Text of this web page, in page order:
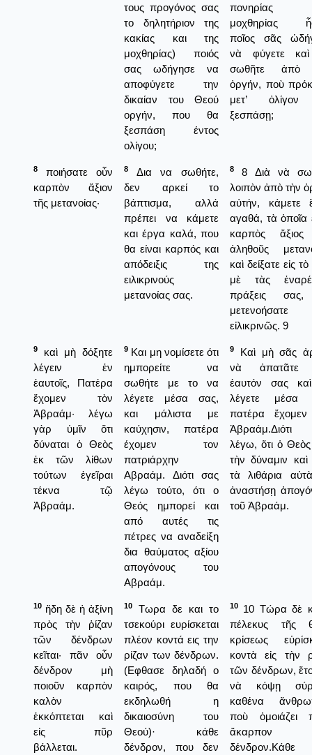
τους προγόνος σας
το δηλητήριον της
κακίας και της
μοχθηρίας) ποιός
σας ωδήγησε να
αποφύγετε την
δικαίαν του Θεού
οργήν, που θα
ξεσπάση έντος
ολίγου;
πονηρίας
μοχθηρίας
ποῖος σᾶς
νὰ φύγετε
σωθῆτε ἀπὸ
ὀργήν, ποὺ
μετ’
ξεσπάσῃ;
8
ποιήσατε οὖν
καρπὸν ἄξιον
τῆς μετανοίας·
8
Δια να σωθήτε,
δεν αρκεί το
βάπτισμα, αλλά
πρέπει να κάμετε
και έργα καλά, που
θα είναι καρπός και
απόδειξις της
ειλικρινούς
μετανοίας σας.
8
8 Διὰ νὰ
λοιπὸν ἀπὸ τὴν
αὐτήν, κάμετε
αγαθά, τὰ ὁποῖα
καρπὸς ἄξιος
ἀληθοῦς
καὶ δείξατε εἰς
μὲ τὰς
πράξεις σας,
μετενοήσατε
εἰλικρινῶς. 9
9
καὶ μὴ δόξητε
λέγειν ἐν
ἑαυτοῖς, Πατέρα
ἔχομεν τὸν
Ἀβραάμ· λέγω
γὰρ ὑμῖν ὅτι
δύναται ὁ Θεὸς
ἐκ τῶν λίθων
τούτων ἐγεῖραι
τέκνα τῷ
Ἀβραάμ.
9 Και μη νομίσετε ότι
ημπορείτε να
σωθήτε με το να
λέγετε μέσα σας,
και μάλιστα με
καύχησιν, πατέρα
έχομεν τον
πατριάρχην
Αβραάμ. Διότι σας
λέγω τούτο, ότι ο
Θεός ημπορεί και
από αυτές τις
πέτρες να αναδείξη
δια θαύματος αξίου
απογόνους του
Αβραάμ.
9
Καὶ μὴ σᾶς
νὰ ἀπατᾶτε
ἑαυτόν σας
λέγετε μέσα
πατέρα
Ἀβραάμ.Διότι
λέγω, ὅτι ὁ Θεὸς
τὴν δύναμιν
τὰ λιθάρια
ἀναστήσῃ
τοῦ Ἀβραάμ.
10 ἤδη δὲ ἡ ἀξίνη
πρὸς τὴν ῥίζαν
τῶν δένδρων
κεῖται· πᾶν οὖν
δένδρον μὴ
ποιοῦν καρπὸν
καλὸν
ἐκκόπτεται καὶ
εἰς πῦρ
βάλλεται.
10
Τωρα δε και το
τσεκούρι ευρίσκεται
πλέον κοντά εις την
ρίζαν των δένδρων.
(Εφθασε δηλαδή ο
καιρός, που θα
εκδηλωθή η
δικαιοσύνη του
Θεού)· κάθε
δένδρον, που δεν
10
10 Τώρα δὲ
πέλεκυς τῆς
κρίσεως
κοντὰ εἰς τὴν
τῶν δένδρων,
νὰ κόψῃ
καθένα
ποὺ ὁμοιάζει
ἄκαρπον
δένδρον.Κάθε